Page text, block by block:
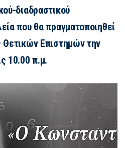
διαδραστικού
που θα πραγματοποιηθεί
Θετικών Επιστημών την
10.00 π.μ.